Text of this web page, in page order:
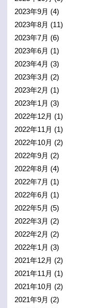
2023年9月 (4)
2023年8月 (11)
2023年7月 (6)
2023年6月 (1)
2023年4月 (3)
2023年3月 (2)
2023年2月 (1)
2023年1月 (3)
2022年12月 (1)
2022年11月 (1)
2022年10月 (2)
2022年9月 (2)
2022年8月 (4)
2022年7月 (1)
2022年6月 (1)
2022年5月 (5)
2022年3月 (2)
2022年2月 (2)
2022年1月 (3)
2021年12月 (2)
2021年11月 (1)
2021年10月 (2)
2021年9月 (2)